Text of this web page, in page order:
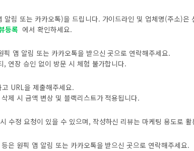
알림 또는 카카오톡)을 드립니다. 가이드라인 및 업체명(주소)은
등록 에서 확인하세요.
픽 앱 알림 또는 카카오톡을 받으신 곳으로 연락해주세요.
, 연장 승인 없이 방문 시 체험 불가합니다.
URL을 제출해주세요.
제 시 금액 변상 및 블랙리스트가 적용됩니다.
수정 요청이 있을 수 있으며, 작성하신 리뷰는 마케팅 용도로
은 원픽 앱 알림 또는 카카오톡을 받으신 곳으로 연락해주세요.